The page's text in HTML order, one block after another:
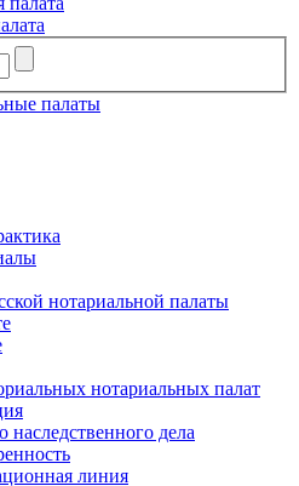
палаты
нотариальной палаты
нотариальных палат
наследственного дела
линия